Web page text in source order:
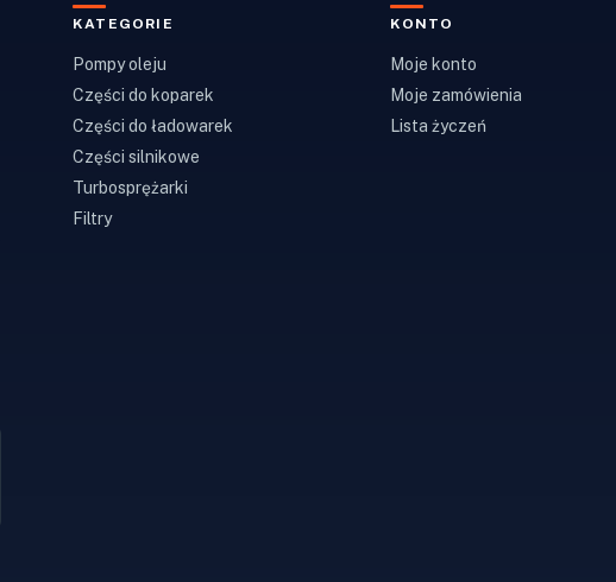
KATEGORIE
Pompy oleju
Części do koparek
Części do ładowarek
Części silnikowe
Turbosprężarki
Filtry
KONTO
Moje konto
Moje zamówienia
Lista życzeń